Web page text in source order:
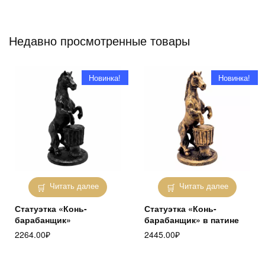
Недавно просмотренные товары
Читать далее
Новинка!
Статуэтка «Конь-
барабанщик»
2264.00₽
Читать далее
Новинка!
Статуэтка «Конь-
барабанщик» в патине
2445.00₽